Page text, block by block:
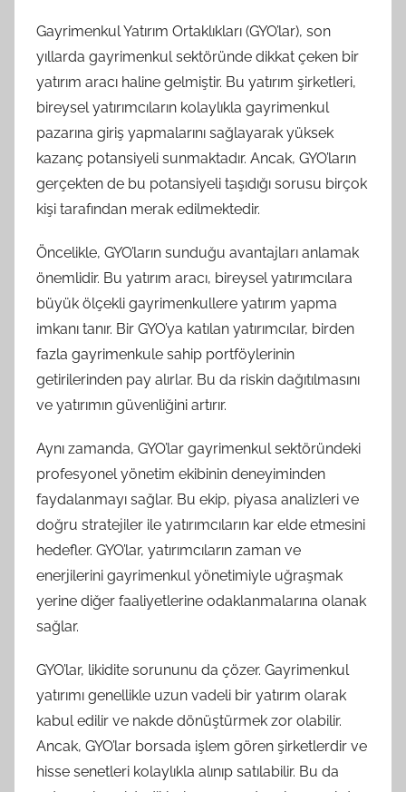
Gayrimenkul Yatırım Ortaklıkları (GYO’lar), son
yıllarda gayrimenkul sektöründe dikkat çeken bir
yatırım aracı haline gelmiştir. Bu yatırım şirketleri,
bireysel yatırımcıların kolaylıkla gayrimenkul
pazarına giriş yapmalarını sağlayarak yüksek
kazanç potansiyeli sunmaktadır. Ancak, GYO’ların
gerçekten de bu potansiyeli taşıdığı sorusu birçok
kişi tarafından merak edilmektedir.
Öncelikle, GYO’ların sunduğu avantajları anlamak
önemlidir. Bu yatırım aracı, bireysel yatırımcılara
büyük ölçekli gayrimenkullere yatırım yapma
imkanı tanır. Bir GYO’ya katılan yatırımcılar, birden
fazla gayrimenkule sahip portföylerinin
getirilerinden pay alırlar. Bu da riskin dağıtılmasını
ve yatırımın güvenliğini artırır.
Aynı zamanda, GYO’lar gayrimenkul sektöründeki
profesyonel yönetim ekibinin deneyiminden
faydalanmayı sağlar. Bu ekip, piyasa analizleri ve
doğru stratejiler ile yatırımcıların kar elde etmesini
hedefler. GYO’lar, yatırımcıların zaman ve
enerjilerini gayrimenkul yönetimiyle uğraşmak
yerine diğer faaliyetlerine odaklanmalarına olanak
sağlar.
GYO’lar, likidite sorununu da çözer. Gayrimenkul
yatırımı genellikle uzun vadeli bir yatırım olarak
kabul edilir ve nakde dönüştürmek zor olabilir.
Ancak, GYO’lar borsada işlem gören şirketlerdir ve
hisse senetleri kolaylıkla alınıp satılabilir. Bu da